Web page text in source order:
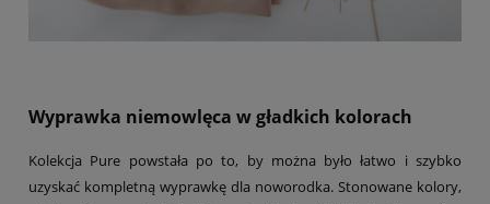
Wyprawka niemowlęca w gładkich kolorach
Kolekcja Pure powstała po to, by można było łatwo i szybko
uzyskać kompletną wyprawkę dla noworodka. Stonowane kolory,